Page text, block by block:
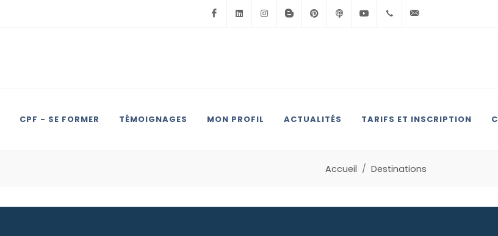
FacebookLinkedinInstagramBlogSpotPinterestPodcastYoutube+33(0)6.71.39.30.39
CPF - SE FORMER TÉMOIGNAGES MON PROFIL ACTUALITÉS TARIFS ET INSCRIPTION
Accueil Destinations